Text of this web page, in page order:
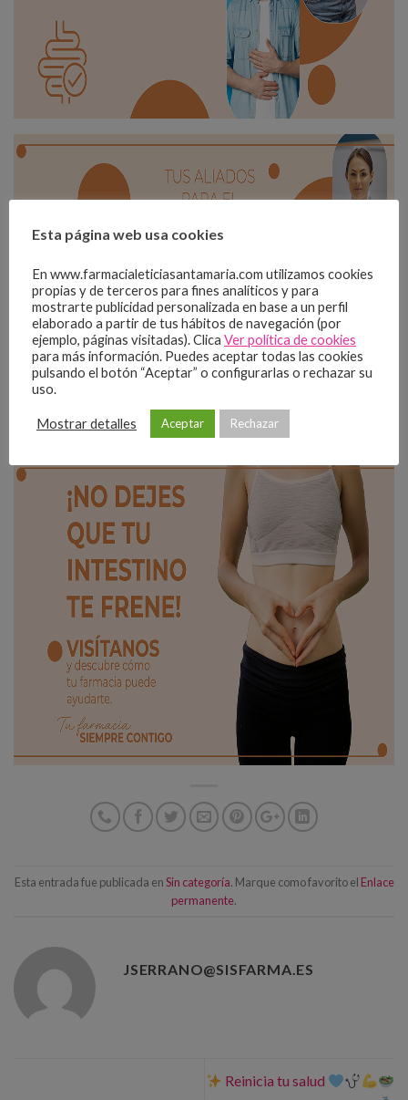
Esta entrada fue publicada enSin categoría. Marque como favorito el Enlace
permanente.
JSERRANO@SISFARMA.ES
Reinicia tu salud
Esta página web usa cookies
En www.farmacialeticiasantamaria.com utilizamos cookies
propias y de terceros para fines analíticos y para
mostrarte publicidad personalizada en base a un perfil
elaborado a partir de tus hábitos de navegación (por
ejemplo, páginas visitadas). Clica Ver política de cookies
para más información. Puedes aceptar todas las cookies
pulsando el botón “Aceptar” o configurarlas o rechazar su
uso.
Mostrar detalles Aceptar Rechazar